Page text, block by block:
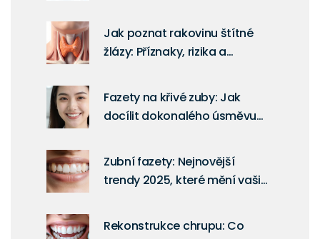
Jak poznat rakovinu štítné
žlázy: Příznaky, rizika a
Fazety na křivé zuby: Jak
docílit dokonalého úsměvu
Zubní fazety: Nejnovější
trendy 2025, které mění vaši
Rekonstrukce chrupu: Co